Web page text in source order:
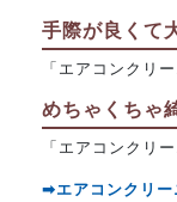
手際が良くて
「エアコンクリ
めちゃくちゃ
「エアコンクリ
➡エアコンクリー